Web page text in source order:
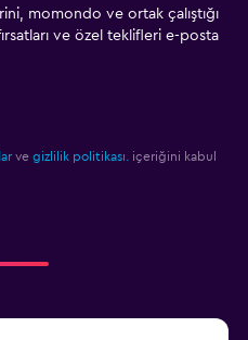
momondo ve ortak çalıştığı
ve özel teklifleri e-posta
ve gizlilik politikası.
içeriğini kabul